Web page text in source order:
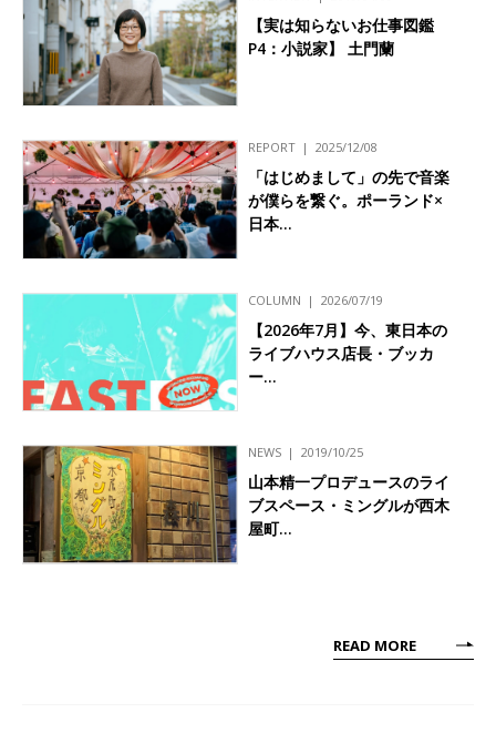
【実は知らないお仕事図鑑
P4：小説家】 土門蘭
REPORT 2025/12/08
「はじめまして」の先で音楽
が僕らを繋ぐ。ポーランド×
日本…
COLUMN 2026/07/19
【2026年7月】今、東日本の
ライブハウス店長・ブッカ
ー…
NEWS 2019/10/25
山本精一プロデュースのライ
ブスペース・ミングルが西木
屋町…
READ MORE